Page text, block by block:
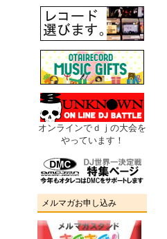
オンラインでｄｊの大会を
やっています！
メルマガお申し込み